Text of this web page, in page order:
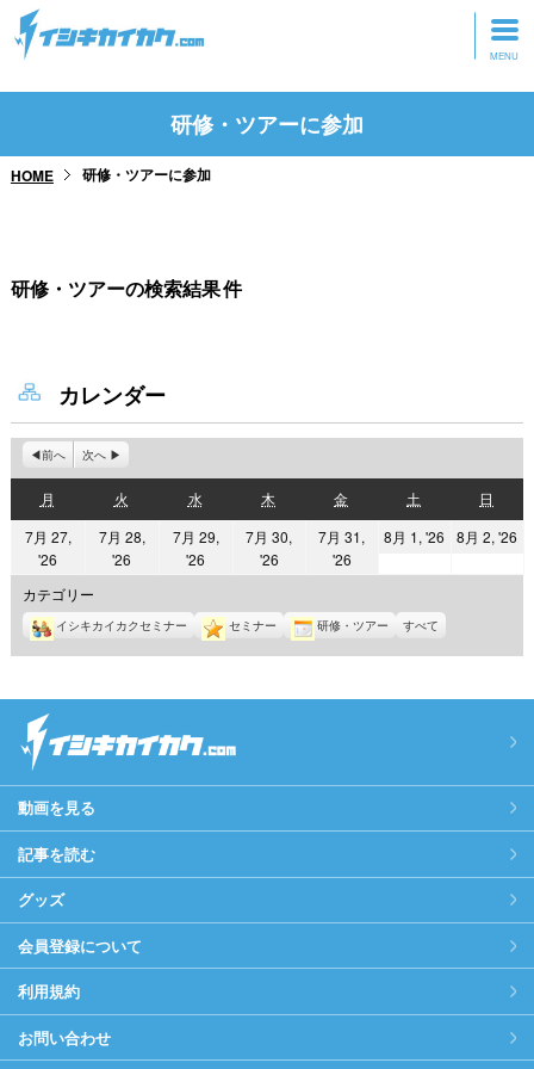
トップページ
研修・ツアーに参加
研修・ツアーに参加
HOME 研修・ツアーに参加
研修・ツアーの検索結果件
カレンダー
前へ 次へ
月
曜
日
火
曜
日
水水
曜
日
木
曜
日
金金
曜
日
土
曜
日
日
曜
日
7月 27,
'26
年
7
月
27
7月 28,
'26
7
月
28
7月 29,
'26
7
月
29
7月 30,
'262026
7
月
30
7月 31,
'262026
7
月
31
8月 1, '26
2026
月
日
8月 2, '26
日
カテゴリー
イシキカイカクセミナー セミナー 研修・ツアー すべて
動画を見る
記事を読む
グッズ
会員登録について
利用規約
お問い合わせ